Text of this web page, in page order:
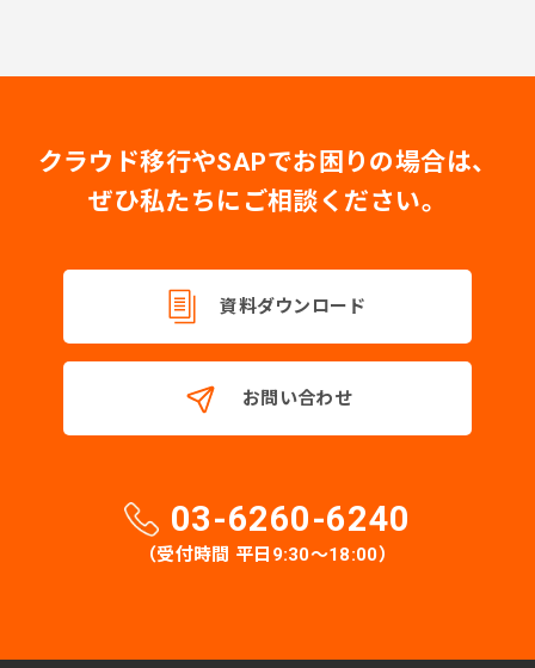
クラウド移行やSAPでお困りの場合は、
ぜひ私たちにご相談ください。
資料ダウンロード
お問い合わせ
03-6260-6240
（受付時間 平日9:30〜18:00）